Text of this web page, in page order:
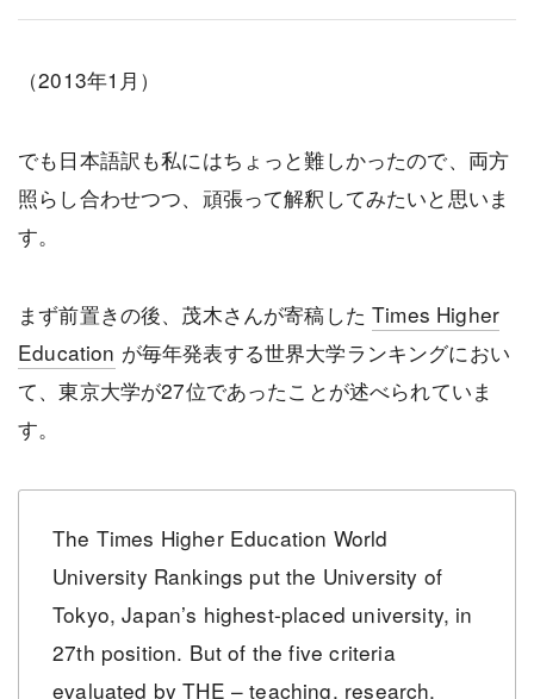
（2013年1月）
でも日本語訳も私にはちょっと難しかったので、両方
照らし合わせつつ、頑張って解釈してみたいと思いま
す。
まず前置きの後、茂木さんが寄稿したTimes Higher
Education が毎年発表する世界大学ランキングにおい
て、東京大学が27位であったことが述べられていま
す。
The Times Higher Education World
University Rankings put the University of
Tokyo, Japan’s highest-placed university, in
27th position. But of the five criteria
evaluated by THE – teaching, research,